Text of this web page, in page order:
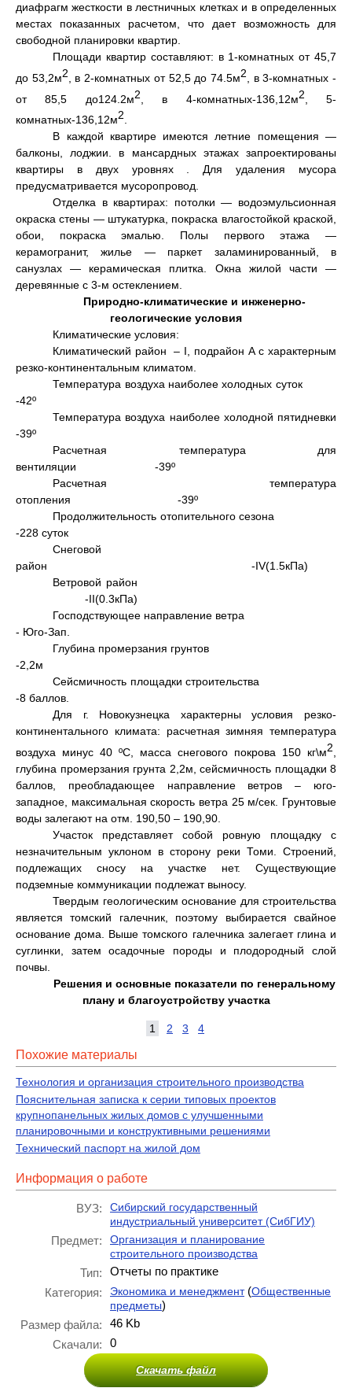
диафрагм жесткости в лестничных клетках и в определенных
местах показанных расчетом, что дает возможность для
свободной планировки квартир.
Площади квартир составляют: в 1-комнатных от 45,7
до 53,2м2 , в 2-комнатных от 52,5 до 74.5м2 , в 3-комнатных -
от 85,5 до124.2м2 , в 4-комнатных-136,12м2 , 5-
комнатных-136,12м2
В каждой квартире имеются летние помещения —
балконы, лоджии. в мансардных этажах запроектированы
квартиры в двух уровнях . Для удаления мусора
предусматривается мусоропровод.
Отделка в квартирах: потолки — водоэмульсионная
окраска стены — штукатурка, покраска влагостойкой краской,
обои, покраска эмалью. Полы первого этажа —
керамогранит, жилье — паркет заламинированный, в
санузлах — керамическая плитка. Окна жилой части —
деревянные с 3-м остеклением.
Природно-климатические и инженерно-
геологические условия
Климатические условия:
Климатический район – I, подрайон А с характерным
резко-континентальным климатом.
Температура воздуха наиболее холодных суток
-42º
Температура воздуха наиболее холодной пятидневки
-39º
Расчетная температура для
вентиляции -39º
Расчетная температура
отопления -39º
Продолжительность отопительного сезона
-228 суток
Снеговой
район -IV(1.5кПа)
Ветровой район
-II(0.3кПа)
Господствующее направление ветра
- Юго-Зап.
Глубина промерзания грунтов
-2,2м
Сейсмичность площадки строительства
-8 баллов.
Для г. Новокузнецка характерны условия резко-
континентального климата: расчетная зимняя температура
воздуха минус 40 ºС, масса снегового покрова 150 кг\м2
глубина промерзания грунта 2,2м, сейсмичность площадки 8
баллов, преобладающее направление ветров – юго-
западное, максимальная скорость ветра 25 м/сек. Грунтовые
воды залегают на отм. 190,50 – 190,90.
Участок представляет собой ровную площадку с
незначительным уклоном в сторону реки Томи. Строений,
подлежащих сносу на участке нет. Существующие
подземные коммуникации подлежат выносу.
Твердым геологическим основание для строительства
является томский галечник, поэтому выбирается свайное
основание дома. Выше томского галечника залегает глина и
суглинки, затем осадочные породы и плодородный слой
почвы.
Решения и основные показатели по генеральному
плану и благоустройству участка
1 2 3 4
Похожие материалы
Технология и организация строительного производства
Пояснительная записка к серии типовых проектов
крупнопанельных жилых домов с улучшенными
планировочными и конструктивными решениями
Технический паспорт на жилой дом
Информация о работе
ВУЗ:
Сибирский государственный
индустриальный университет (СибГИУ)
Предмет:
Организация и планирование
строительного производства
Тип:
Отчеты по практике
Категория:
Экономика и менеджмент(Общественные
предметы)
Размер файла:
46 Kb
Скачали:
0
Скачать файл